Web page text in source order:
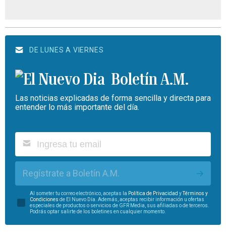
DE LUNES A VIERNES
Boletín A.M.
Las noticias explicadas de forma sencilla y directa para
entender lo más importante del día.
Regístrate a Boletín A.M.
Al someter tu correo electrónico, aceptas la Política de Privacidad y
Términos y
Condiciones de El Nuevo Día. Además, aceptas recibir información u ofertas
especiales de productos o servicios de GFR Media, sus afiliadas o de terceros.
Podrás optar salirte de los boletines en cualquier momento.